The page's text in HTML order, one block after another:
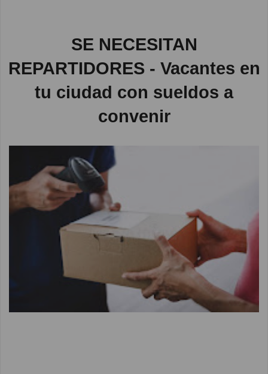
SE NECESITAN
REPARTIDORES - Vacantes en
tu ciudad con sueldos a
convenir